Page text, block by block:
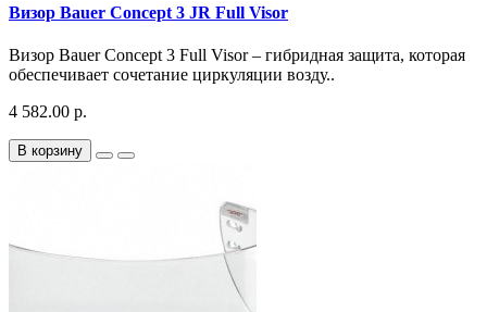
Визор Bauer Concept 3 JR Full Visor
Визор Bauer Concept 3 Full Visor – гибридная защита, которая
обеспечивает сочетание циркуляции возду..
4 582.00 р.
В корзину